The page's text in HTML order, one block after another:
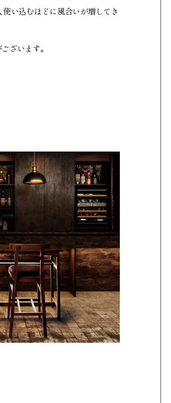
い込むほどに風合いが増してき
ざいます。